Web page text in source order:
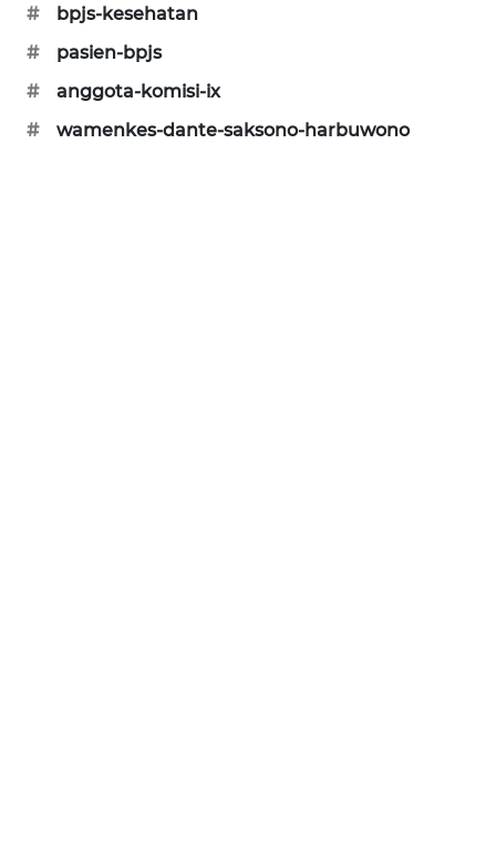
#
bpjs-kesehatan
#
pasien-bpjs
#
anggota-komisi-ix
#
wamenkes-dante-saksono-harbuwono
NET
WATCH